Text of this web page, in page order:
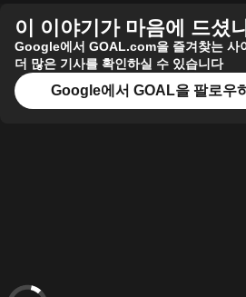
이 이야기가 마음에 드셨
Google에서 GOAL.com을 즐겨찾는 사
더 많은 기사를 확인하실 수 있습니다
Google에서 GOAL을 팔로우